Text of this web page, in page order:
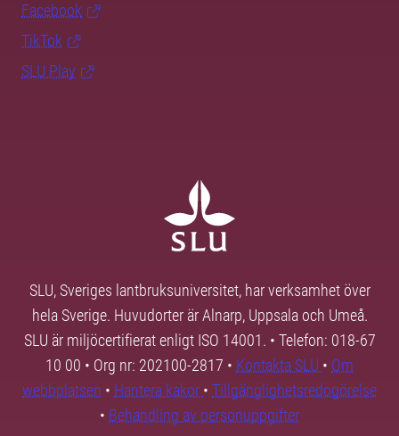
Facebook
TikTok
SLU Play
SLU, Sveriges lantbruksuniversitet, har verksamhet över
hela Sverige. Huvudorter är Alnarp, Uppsala och Umeå.
SLU är miljöcertifierat enligt ISO 14001. • Telefon: 018-67
10 00 • Org nr: 202100-2817 • Kontakta SLU • Om
webbplatsen • Hantera kakor • Tillgänglighetsredogörelse
• Behandling av personuppgifter